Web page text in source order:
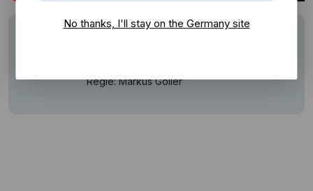
No thanks, I'll stay on the Germany site
Volker Bertelmann (Hauschka)
Regie: Markus Goller